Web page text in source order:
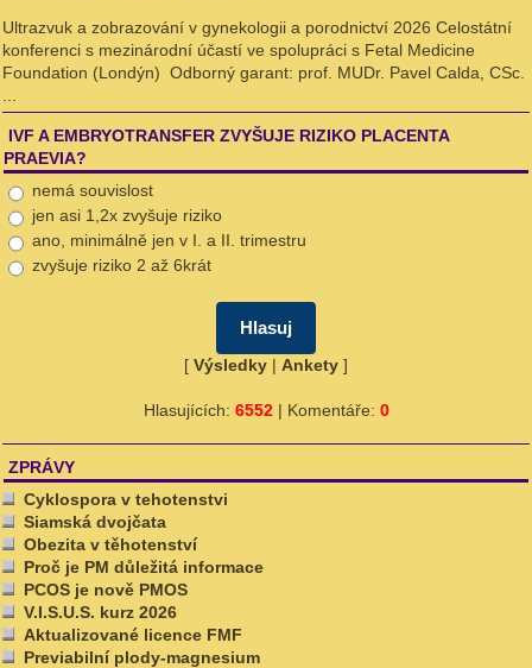
ZPRÁVY
Cyklospora v tehotenstvi
Siamská dvojčata
Obezita v těhotenství
Proč je PM důležitá informace
PCOS je nově PMOS
V.I.S.U.S. kurz 2026
Aktualizované licence FMF
Previabilní plody-magnesium
Ultrazvuk a zobrazování v gynekologii a porodnictví 2026 Celostátní
konferenci s mezinárodní účastí ve spolupráci s Fetal Medicine
Foundation (Londýn) Odborný garant: prof. MUDr. Pavel Calda, CSc.
IVF A EMBRYOTRANSFER ZVYŠUJE RIZIKO PLACENTA
PRAEVIA?
nemá souvislost
jen asi 1,2x zvyšuje riziko
ano, minimálně jen v I. a II. trimestru
zvyšuje riziko 2 až 6krát
[ Výsledky | Ankety ]
Hlasujících: 6552| Komentáře: 0